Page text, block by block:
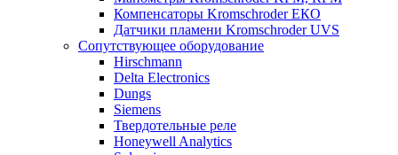
Компенсаторы Kromschroder ЕКО
Датчики пламени Kromschroder UVS
Сопутствующее оборудование
Hirschmann
Delta Electronics
Dungs
Siemens
Твердотельные реле
Honeywell Analytics